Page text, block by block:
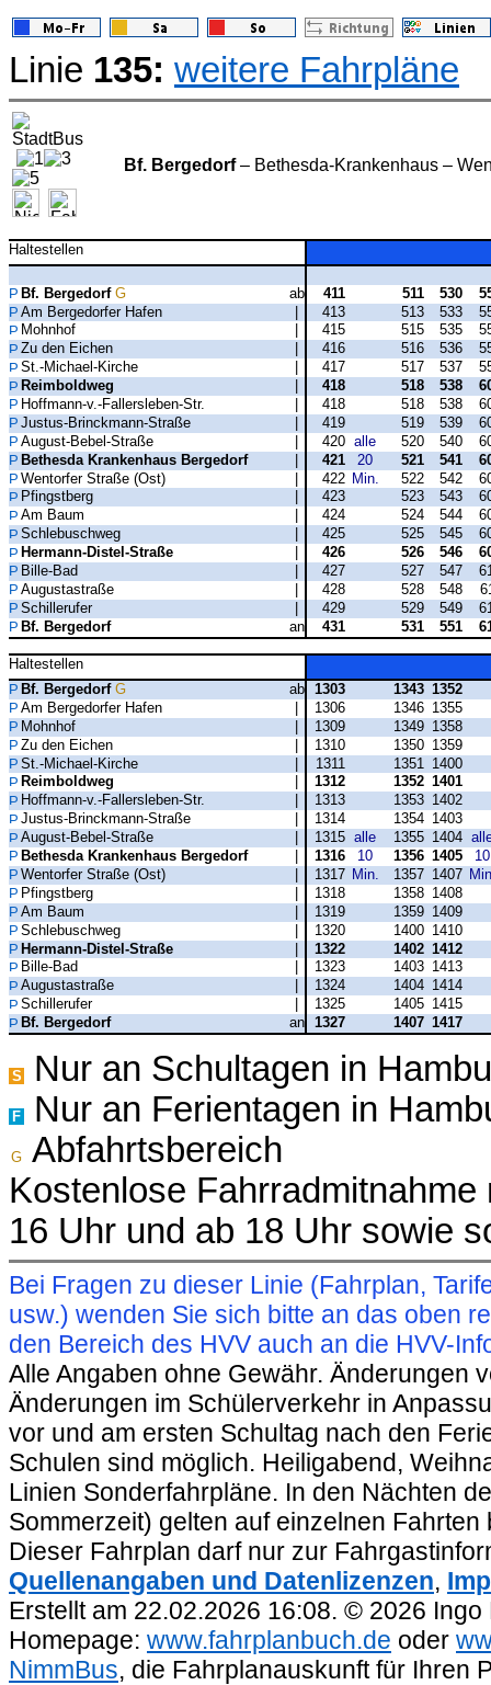
Linie 135: weitere Fahrpläne
Bf. Bergedorf– Bethesda-Krankenhaus –
Haltestellen
Bf. BergedorfG ab 411 511 530
Am Bergedorfer Hafen
| 413 513 533
Mohnhof
415 515 535
Zu den Eichen
416 516 536
St.-Michael-Kirche
417 517 537
Reimboldweg
418 518 538
Hoffmann-v.-Fallersleben-Str.
418 518 538
Justus-Brinckmann-Straße
419 519 539
August-Bebel-Straße
420 alle 520 540
Bethesda Krankenhaus Bergedorf
| 421 20 521 541
Wentorfer Straße (Ost)
| 422 Min. 522 542
Pfingstberg
423 523 543
Am Baum
424 524 544
Schlebuschweg
425 525 545
Hermann-Distel-Straße
426 526 546
Bille-Bad
427 527 547
Augustastraße
428 528 548
Schillerufer
429 529 549
Bf. Bergedorf
an 431 531 551
Haltestellen
Bf. BergedorfG ab 1303 1343 1352
Am Bergedorfer Hafen
1306 1346 1355
Mohnhof
1309 1349 1358
Zu den Eichen
| 1310 1350 1359
St.-Michael-Kirche
| 1311 1351
1400
Reimboldweg
1312 1352 1401
Hoffmann-v.-Fallersleben-Str.
1313 1353 1402
Justus-Brinckmann-Straße
1314 1354 1403
August-Bebel-Straße
1315 alle 1355 1404
Bethesda Krankenhaus Bergedorf
1316 10 1356 1405
10
Wentorfer Straße (Ost)
1317 Min. 1357 1407
Pfingstberg
1318 1358 1408
Am Baum
| 1319 1359 1409
Schlebuschweg
| 1320 1400 1410
Hermann-Distel-Straße
| 1322 1402 1412
Bille-Bad
1323 1403 1413
Augustastraße
1324 1404 1414
Schillerufer
1325 1405 1415
Bf. Bergedorf
an 1327 1407 1417
S Nur an Schultagen in
F Nur an Ferientagen in
G Abfahrtsbereich
Kostenlose
16 Uhr und ab 18 Uhr sowie
Bei Fragen zu dieser Linie (Fahrplan,
usw.) wenden Sie sich bitte an das oben
den Bereich des HVV auch an die HVV-
Alle Angaben ohne Gewähr. Änderungen
Änderungen im Schülerverkehr in
vor und am ersten Schultag nach den
Schulen sind möglich. Heiligabend,
Linien Sonderfahrpläne. In den Nächten
Sommerzeit) gelten auf einzelnen
Dieser Fahrplan darf nur zur
Quellenangaben und Datenlizenzen,
Erstellt am 22.02.2026 16:08. © 2026
Homepage: www.fahrplanbuch.de oder
NimmBus, die Fahrplanauskunft für Ihren